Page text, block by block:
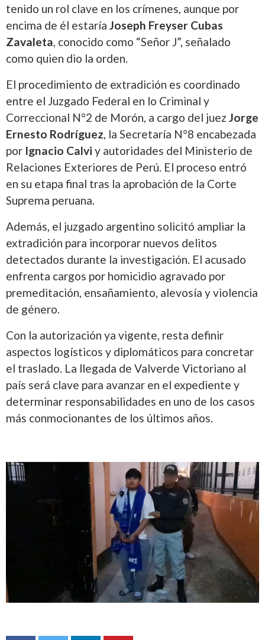
tenido un rol clave en los crímenes, aunque por
encima de él estaría Joseph Freyser Cubas
Zavaleta, conocido como “Señor J”, señalado
como quien dio la orden.
El procedimiento de extradición es coordinado
entre el Juzgado Federal en lo Criminal y
Correccional N°2 de Morón, a cargo del juez Jorge
Ernesto Rodríguez, la Secretaría N°8 encabezada
por Ignacio Calvi y autoridades del Ministerio de
Relaciones Exteriores de Perú. El proceso entró
en su etapa final tras la aprobación de la Corte
Suprema peruana.
Además, el juzgado argentino solicitó ampliar la
extradición para incorporar nuevos delitos
detectados durante la investigación. El acusado
enfrenta cargos por homicidio agravado por
premeditación, ensañamiento, alevosía y violencia
de género.
Con la autorización ya vigente, resta definir
aspectos logísticos y diplomáticos para concretar
el traslado. La llegada de Valverde Victoriano al
país será clave para avanzar en el expediente y
determinar responsabilidades en uno de los casos
más conmocionantes de los últimos años.